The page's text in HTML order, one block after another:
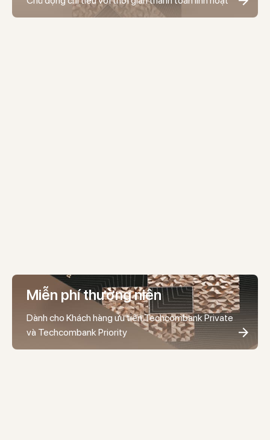
Miễn phí thường niên
Dành cho Khách hàng ưu tiên Techcombank Private
và Techcombank Priority